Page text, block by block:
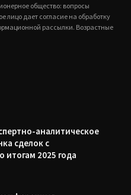
общество: вопросы
лицо дает согласие на обработку
рассылки. Возрастные
аналитическое
сделок с
итогам 2025 года